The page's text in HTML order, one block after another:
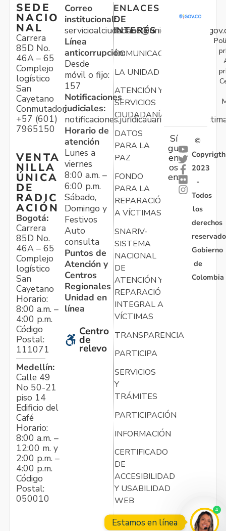
SEDE
NACIO
NAL
Carrera
85D No.
46A – 65
Complejo
logístico
San
Cayetano
Conmutador:
+57 (601)
7965150
VENTA
NILLA
ÚNICA
DE
RADIC
ACIÓN
Bogotá:
Carrera
85D No.
46A – 65
Complejo
logístico
San
Cayetano
Horario:
8:00 a.m. –
4:00 p.m.
Código
Postal:
111071
Medellín:
Calle 49
No 50-21
piso 14
Edificio del
Café
Horario:
8:00 a.m. –
12:00 m. y
2:00 p.m. –
4:00 p.m.
Código
Postal:
050010
Correo
institucional:
Línea
anticorrupción:
Desde
móvil o fijo:
157
Notificaciones
judiciales:
Horario de
atención
Lunes a
viernes
8:00 a.m. –
6:00 p.m.
Sábado,
Domingo y
Festivos
Auto
consulta
Puntos de
Atención y
Centros
Regionales
Unidad en
línea
Centro
de
relevo
ENLACES
DE
INTERÉS
COMUNICACIONES
LA UNIDAD
ATENCIÓN Y
SERVICIOS
CIUDADANÍA
DATOS
PARA LA
PAZ
FONDO
PARA LA
REPARACIÓN
A VÍCTIMAS
SNARIV-
SISTEMA
NACIONAL
DE
ATENCIÓN Y
REPARACIÓN
INTEGRAL A
VÍCTIMAS
TRANSPARENCIA
PARTICIPA
SERVICIOS
Y
TRÁMITES
PARTICIPACIÓN
INFORMACIÓN
CERTIFICADO
DE
ACCESIBILIDAD
Y USABILIDAD
WEB
Sí
gu
en
os
en:
©
Copyrigth
2023
-
Todos
los
derechos
Gobierno
de
Colombia
Estamos en línea
4